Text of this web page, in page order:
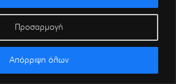
Προσαρμογή
Απόρριψη όλων